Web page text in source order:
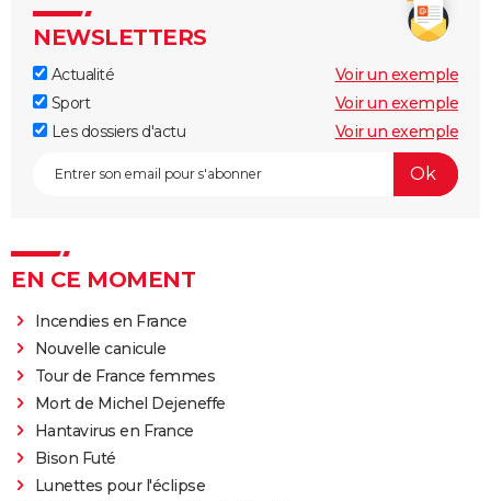
NEWSLETTERS
Actualité
Voir un exemple
Sport
Voir un exemple
Les dossiers d'actu
Voir un exemple
EN CE MOMENT
Incendies en France
Nouvelle canicule
Tour de France femmes
Mort de Michel Dejeneffe
Hantavirus en France
Bison Futé
Lunettes pour l'éclipse